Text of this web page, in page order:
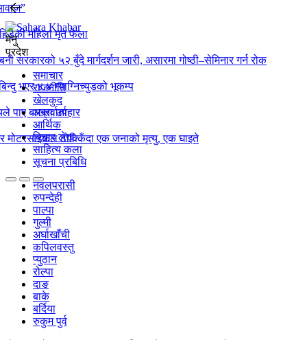
महिला मृत फेला
सरकारको ५२ बुँदे मार्गदर्शन जारी, असारमा गोष्ठी–सेमिनार गर्न रोक
भएर ४.४ म्याग्निच्युडको भूकम्प
पाए बाख्रा उपहार
र मोटरसाइकल ठोक्किँदा एक जनाको मृत्यु, एक घाइते
मेनु
प्रदेश
समाचार
राजनीति
खेलकुद
अन्तर्वार्ता
आर्थिक
बिचार लेख
साहित्य कला
सूचना प्रबिधि
नवलपरासी
रुपन्देही
पाल्पा
गुल्मी
अर्घाखाँची
कपिलवस्तु
प्युठान
रोल्पा
दाङ
बाके
बर्दिया
रुकुम पुर्व